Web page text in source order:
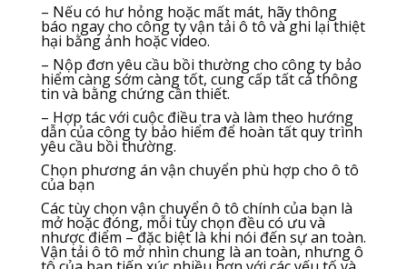
– Nếu có hư hỏng hoặc mất mát, hãy thông
báo ngay cho công ty vận tải ô tô và ghi lại thiệt
hại bằng ảnh hoặc video.
– Nộp đơn yêu cầu bồi thường cho công ty bảo
hiểm càng sớm càng tốt, cung cấp tất cả thông
tin và bằng chứng cần thiết.
– Hợp tác với cuộc điều tra và làm theo hướng
dẫn của công ty bảo hiểm để hoàn tất quy trình
yêu cầu bồi thường.
Chọn phương án vận chuyển phù hợp cho ô tô
của bạn
Các tùy chọn vận chuyển ô tô chính của bạn là
mở hoặc đóng, mỗi tùy chọn đều có ưu và
nhược điểm – đặc biệt là khi nói đến sự an toàn.
Vận tải ô tô mở nhìn chung là an toàn, nhưng ô